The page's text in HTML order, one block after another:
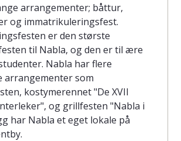
arrangementer; båttur,
og immatrikuleringsfest.
er den største
til Nabla, og den er til ære
Nabla har flere
arrangementer som
kostymerennet "De XVII
og grillfesten "Nabla i
har Nabla et eget lokale på